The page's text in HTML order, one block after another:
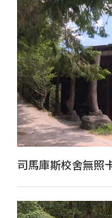
司馬庫斯校舍無照